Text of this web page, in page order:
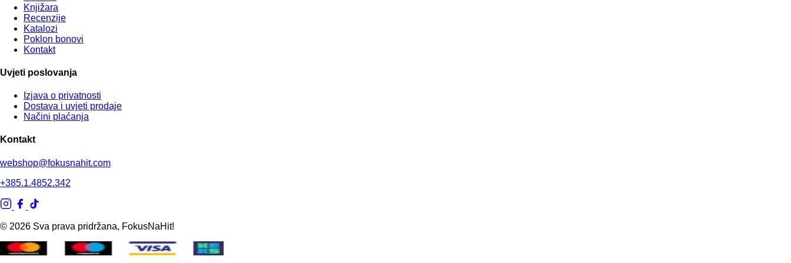
Knjižara
Recenzije
Katalozi
Poklon bonovi
Kontakt
Uvjeti poslovanja
Izjava o privatnosti
Dostava i uvjeti prodaje
Načini plaćanja
Kontakt
webshop@fokusnahit.com
+385.1.4852.342
© 2026 Sva prava pridržana, FokusNaHit!